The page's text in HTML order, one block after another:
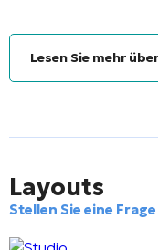
Lesen Sie mehr
Layouts
Stellen Sie eine